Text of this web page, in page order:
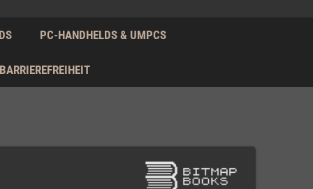
PC-HANDHELDS & UMPCS
BARRIEREFREIHEIT